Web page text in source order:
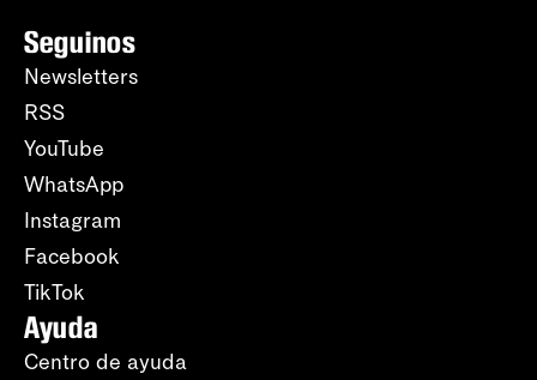
Seguinos
Newsletters
RSS
YouTube
WhatsApp
Instagram
Facebook
TikTok
Ayuda
Centro de ayuda